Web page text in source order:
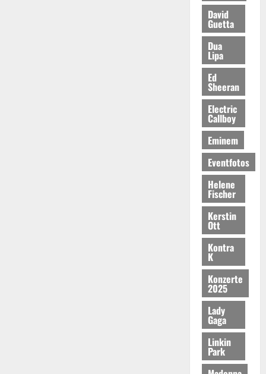
David
Guetta
Dua
Lipa
Ed
Sheeran
Electric
Callboy
Eminem
Eventfotos
Helene
Fischer
Kerstin
Ott
Kontra
K
Konzerte
2025
Lady
Gaga
Linkin
Park